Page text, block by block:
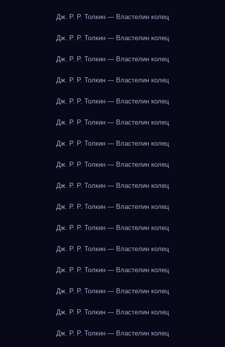
Дж. Р. Р. Толкин — Властелин колец
Дж. Р. Р. Толкин — Властелин колец
Дж. Р. Р. Толкин — Властелин колец
Дж. Р. Р. Толкин — Властелин колец
Дж. Р. Р. Толкин — Властелин колец
Дж. Р. Р. Толкин — Властелин колец
Дж. Р. Р. Толкин — Властелин колец
Дж. Р. Р. Толкин — Властелин колец
Дж. Р. Р. Толкин — Властелин колец
Дж. Р. Р. Толкин — Властелин колец
Дж. Р. Р. Толкин — Властелин колец
Дж. Р. Р. Толкин — Властелин колец
Дж. Р. Р. Толкин — Властелин колец
Дж. Р. Р. Толкин — Властелин колец
Дж. Р. Р. Толкин — Властелин колец
Дж. Р. Р. Толкин — Властелин колец